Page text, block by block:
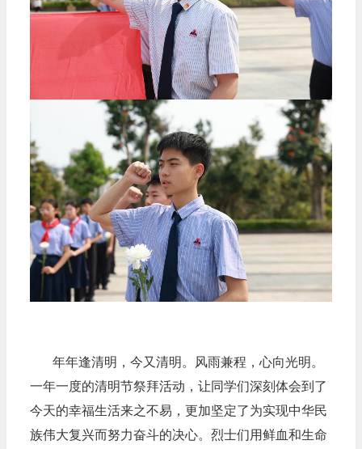
年年逢清明，今又清明。风雨兼程，心向光明。
一年一度的清明节祭拜活动，让同学们深刻体会到了
今天的幸福生活来之不易，更加坚定了为实现中华民
族伟大复兴而努力奋斗的决心。烈士们用鲜血和生命